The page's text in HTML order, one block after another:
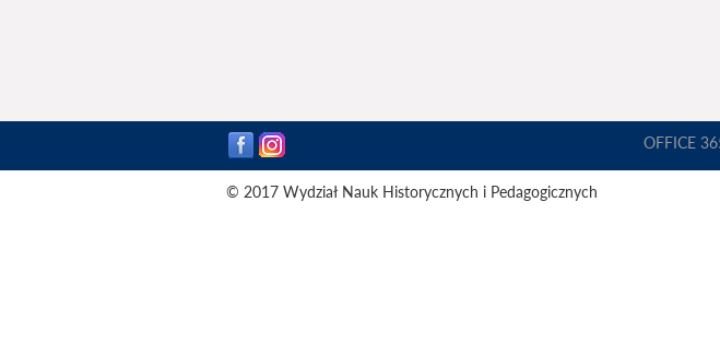
OFFICE
© 2017 Wydział Nauk Historycznych i Pedagogicznych